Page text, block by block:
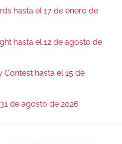
hasta el 17 de enero de
hasta el 12 de agosto de
hasta el 15 de
de agosto de 2026